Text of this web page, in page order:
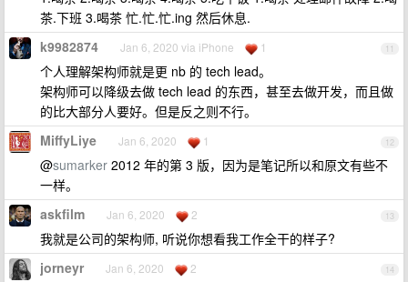
茶.下班 3.喝茶 忙.忙.忙.ing 然后休息.
11
k9982874 Jan 6, 2020 via iPhone 1
个人理解架构师就是更 nb 的 tech lead。
架构师可以降级去做 tech lead 的东西，甚至去做开发，而且做
的比大部分人要好。但是反之则不行。
12
MiffyLiye Jan 6, 2020 1
@sumarker 2012 年的第 3 版，因为是笔记所以和原文有些不
一样。
13
askfilm Jan 6, 2020 2
我就是公司的架构师, 听说你想看我工作全干的样子?
14
jorneyr Jan 6, 2020 2